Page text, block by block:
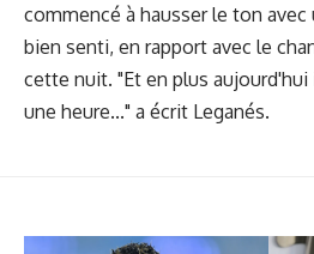
commencé à hausser le ton
bien senti, en rapport avec le
cette nuit. "Et en plus
une heure..." a écrit Leganés.